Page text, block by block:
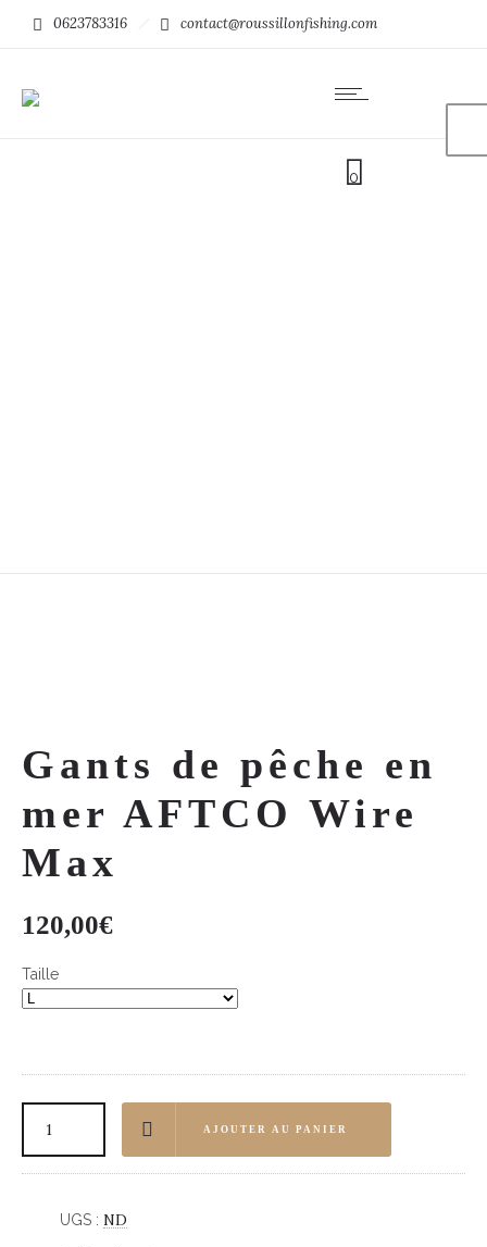
0623783316 contact@roussillonfishing.com
0
Gants de pêche en
mer AFTCO Wire
Max
120,00€
Taille
AJOUTER AU PANIER
UGS : ND